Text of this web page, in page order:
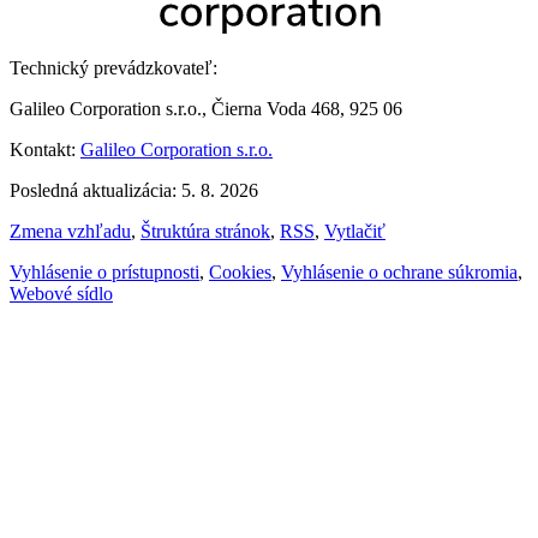
Technický prevádzkovateľ:
Galileo Corporation s.r.o., Čierna Voda 468, 925 06
Kontakt: Galileo Corporation s.r.o.
Posledná aktualizácia: 5. 8. 2026
Zmena vzhľadu, Štruktúra stránok, RSS, Vytlačiť
Vyhlásenie o prístupnosti, Cookies, Vyhlásenie o ochrane súkromia,
Webové sídlo